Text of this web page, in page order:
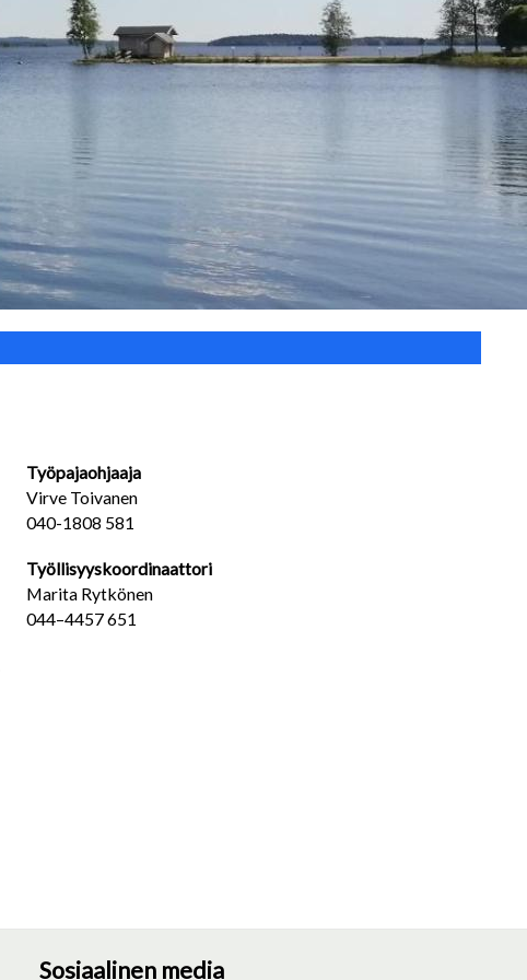
Työpajaohjaaja
Virve Toivanen
040-1808 581
Työllisyyskoordinaattori
Marita Rytkönen
044–4457 651
Sosiaalinen media